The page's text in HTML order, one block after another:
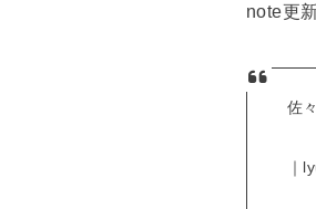
note更
佐
｜